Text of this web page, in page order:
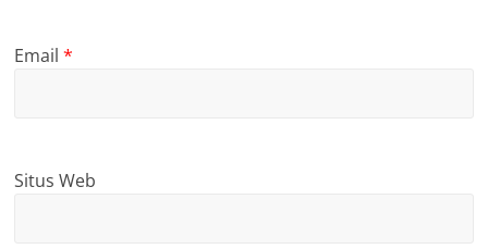
Email*
Situs Web